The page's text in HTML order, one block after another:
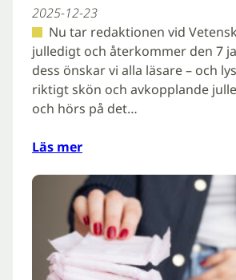
2025-12-23
Nu tar redaktionen vid
julledigt och återkommer den 7
dess önskar vi alla läsare – och
riktigt skön och avkopplande
och hörs på det…
Läs mer